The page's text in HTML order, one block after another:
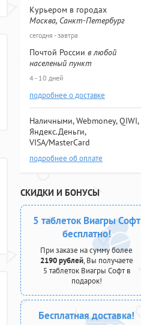
Курьером в городах
Москва, Санкт-Петербург
сегодня - завтра
Почтой России в любой
населеный пункт
4 - 10 дней
подробнее о доставке
Наличными, Webmoney, QIWI,
Яндекс.Деньги,
VISA/MasterCard
подробнее об оплате
СКИДКИ И БОНУСЫ
5 таблеток Виагры Софт
бесплатно!
При заказе на сумму более
2190 рублей, Вы получаете
5 таблеток Виагры Софт в
подарок!
Бесплатная доставка!